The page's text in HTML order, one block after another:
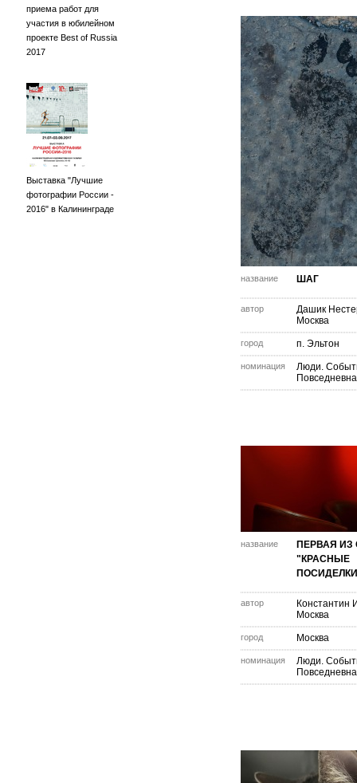
приема работ для
участия в юбилейном
проекте Best of Russia
2017
Выставка "Лучшие
фотографии России -
2016" в Калининграде
название ШАГ
автор
Дашик
Москва
город п. Эльтон
номинация
Люди.
название
ПЕРВАЯ ИЗ
"КРАСНЫЕ
автор
Константин
Москва
город Москва
номинация
Люди.